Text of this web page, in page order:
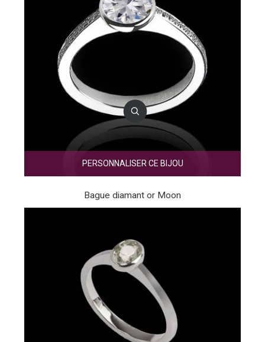
PERSONNALISER CE BIJOU
Bague diamant or Moon